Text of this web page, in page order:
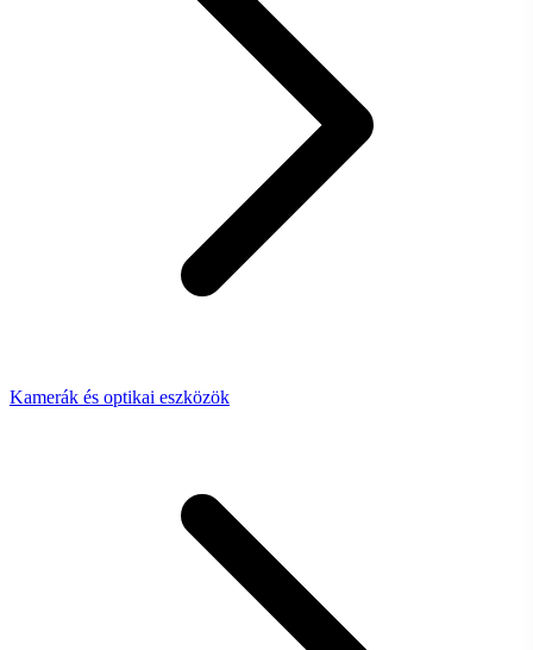
Kamerák és optikai eszközök